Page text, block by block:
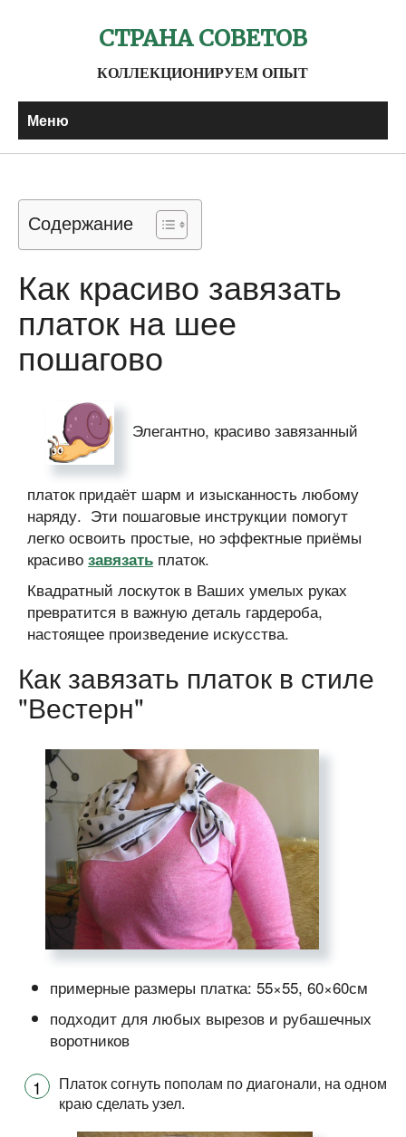
СТРАНА СОВЕТОВ
КОЛЛЕКЦИОНИРУЕМ ОПЫТ
Меню
Содержание
Как красиво завязать
платок на шее
пошагово
Элегантно, красиво завязанный
платок придаёт шарм и изысканность любому
наряду. Эти пошаговые инструкции помогут
легко освоить простые, но эффектные приёмы
красиво завязать платок.
Квадратный лоскуток в Ваших умелых руках
превратится в важную деталь гардероба,
настоящее произведение искусства.
Как завязать платок в стиле
"Вестерн"
примерные размеры платка: 55×55, 60×60см
подходит для любых вырезов и рубашечных
воротников
Платок согнуть пополам по диагонали, на одном
краю сделать узел.